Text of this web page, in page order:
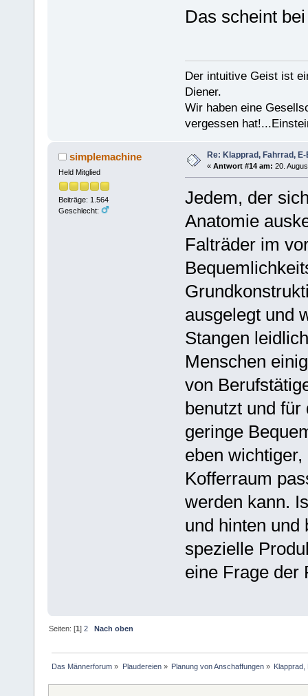
Das scheint
Der intuitive Geist ist
Diener.
Wir haben eine
vergessen
simplemachine
Held Mitglied
Beiträge: 1.564
Geschlecht:
Re: Klapprad, Fahrrad,
« Antwort #14 am: 20.
Jedem, der
Anatomie
Falträder im
ausgelegt und
Stangen
Menschen
von
benutzt und
geringe
eben
Kofferraum
werden kann.
und hinten und
spezielle
eine Frage der
Seiten: [1]2 Nach oben
Das Männerforum » Plaudereien» Planung von Anschaffungen»